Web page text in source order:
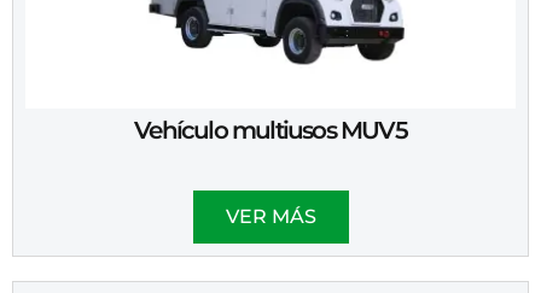
Vehículo multiusos MUV5
VER MÁS